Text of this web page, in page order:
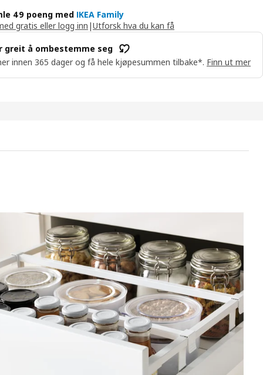
49 poeng med IKEA Family
gratis eller logg inn |Utforsk hva du kan få
greit å ombestemme seg
innen 365 dager og få hele kjøpesummen tilbake*. Finn ut mer